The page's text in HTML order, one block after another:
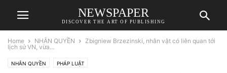
NEWSPAPER
DISCOVER THE ART OF PUBLISHING
Home NHÂN QUYỀN
Zbigniew Brzezinski, nhân vật có liên quan tới
lịch sử VN, vừa...
NHÂN QUYỀN PHÁP LUẬT